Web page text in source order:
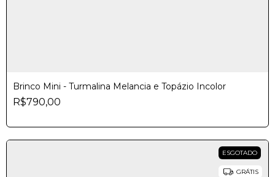
Brinco Mini - Turmalina Melancia e Topázio Incolor
R$790,00
ESGOTADO
GRÁTIS